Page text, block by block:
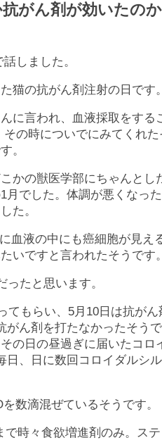
がん剤が効いたの
しました。
猫の抗がん剤注射の日です。
に言われ、血液採取をする
の時についでにみてくれた
。
かの獣医学部にちゃんとし
でした。体調が悪くなっ
た。
血液の中にも癌細胞が見え
いですと言われたそうです。
たと思います。
てもらい、5月10日は抗が
ん剤を打たなかったそう
の日の昼過ぎに届いたコロ
、日に数回コロイダルシ
数滴混ぜているそうです。
時々食欲増進剤のみ。ス